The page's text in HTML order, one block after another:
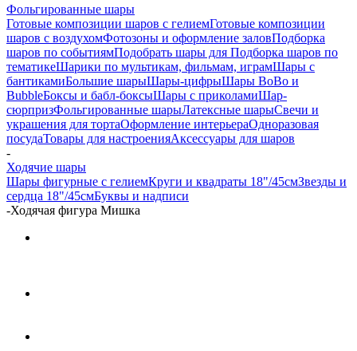
Фольгированные шары
Готовые композиции шаров с гелиемГотовые композиции
шаров с воздухомФотозоны и оформление заловПодборка
шаров по событиямПодобрать шары для Подборка шаров по
тематикеШарики по мультикам, фильмам, играмШары с
бантикамиБольшие шарыШары-цифрыШары BoBo и
BubbleБоксы и бабл-боксыШары с приколамиШар-
сюрпризФольгированные шарыЛатексные шарыСвечи и
украшения для тортаОформление интерьераОдноразовая
посудаТовары для настроенияАксессуары для шаров
-
Ходячие шары
Шары фигурные с гелиемКруги и квадраты 18"/45смЗвезды и
сердца 18"/45смБуквы и надписи
-Ходячая фигура Мишка